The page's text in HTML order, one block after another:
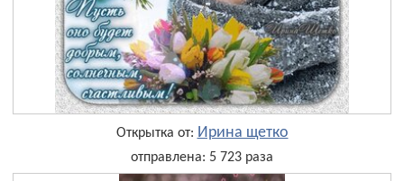
Открытка от: Ирина щетко
отправлена: 5 723 раза